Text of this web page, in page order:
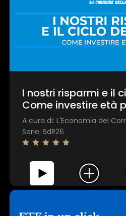
I nostri risparmi e il
Come investire età
A cura di: L'Economia del
Serie: SdR26